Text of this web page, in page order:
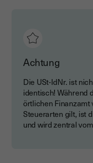
Achtung
Die USt-IdNr. ist
identisch! Während
örtlichen Finanzamt
Steuerarten gilt, ist
und wird zentral